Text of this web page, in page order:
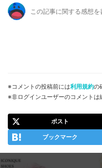
※コメントの投稿前には利用規約の
※非ログインユーザーのコメントは
ポスト
ブックマーク